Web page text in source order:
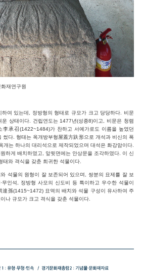
재연구원
여 있는데, 정방형의 형태로 규모가 크고 당당하다. 비문
상태이다. 건립연도는 1477년(성종8)이고, 비문은 청렴
李承召(1422~1484)가 찬하고 서예가로도 이름을 높였던
다. 형태는 옥개방부형屋蓋方趺形으로 개석과 비신의 폭
개는 하나의 대리석으로 제작되었으며 대석은 화강암이다.
하게 배치하였고, 앞뒷면에는 안상문을 조각하였다. 이 신
와 격식을 갖춘 희귀한 석물이다.
석물의 원형이 잘 보존되어 있으며, 쌍분의 묘제를 잘 보
무인석, 정방형 사모의 신도비 등 특이하고 우수한 석물이
達孫(1415~1472) 묘역의 배치와 석물 구성이 유사하여 주
나 규모가 크고 격식을 갖춘 석물이다.